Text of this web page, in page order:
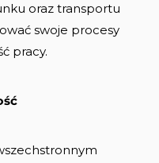
oraz transportu
swoje procesy
pracy.